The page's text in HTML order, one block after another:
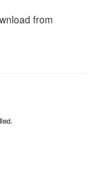
from